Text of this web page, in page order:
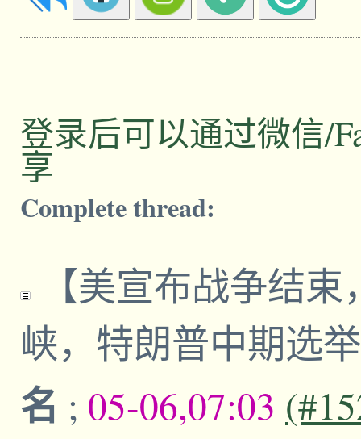
登录后可以通过微信/
享
Complete thread:
【美宣布战争结
峡，特朗普中期选
名 ; 05-06,07:03